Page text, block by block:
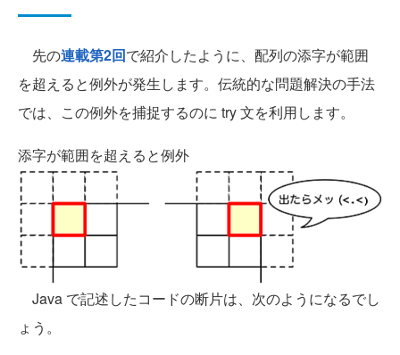
先の連載第2回で紹介したように、配列の添字が範囲
を超えると例外が発生します。伝統的な問題解決の手法
では、この例外を捕捉するのに try 文を利用します。
添字が範囲を超えると例外
Java で記述したコードの断片は、次のようになるでし
ょう。